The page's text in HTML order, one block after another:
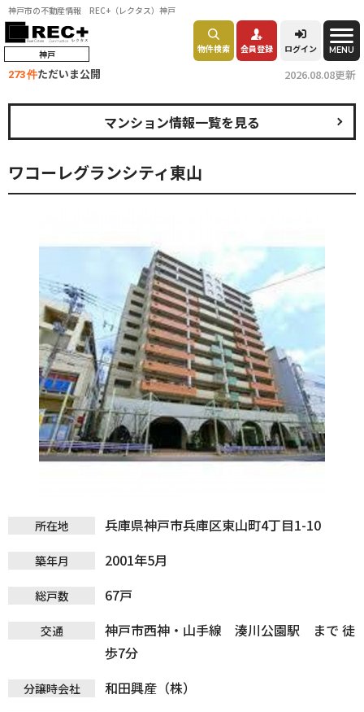
神戸市の不動産情報 REC+（レクタス）神戸
神戸 物件検索 会員登録 ログイン MENU
273 件ただいま公開 2026.08.08更新
ワコーレグランシティ東山
マンション情報一覧を見る
所在地 兵庫県神戸市兵庫区東山町4丁目1-10
築年月 2001年5月
総戸数 67戸
交通
神戸市西神・山手線 湊川公園駅 まで 徒
歩7分
分譲時会社 和田興産（株）